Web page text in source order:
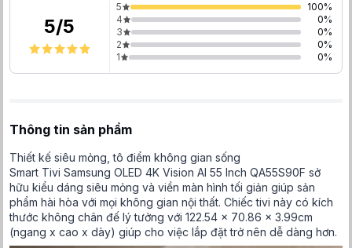
5/5
5 100%
4
0%
3
0%
2
0%
1
0%
Thông tin sản phẩm
Thiết kế siêu mỏng, tô điểm không gian sống
Smart Tivi Samsung OLED 4K Vision AI 55 Inch QA55S90F sở
hữu kiểu dáng siêu mỏng và viền màn hình tối giản giúp sản
phẩm hài hòa với mọi không gian nội thất. Chiếc tivi này có kích
thước không chân đế lý tưởng với 122.54 x 70.86 x 3.99cm
(ngang x cao x dày) giúp cho việc lắp đặt trở nên dễ dàng hơn.